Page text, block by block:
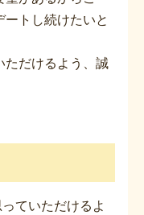
トし続けたいと
ただけるよう、誠
ていただけるよ